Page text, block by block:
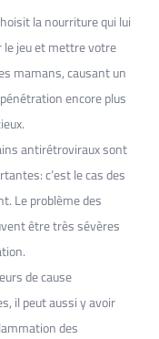
la nourriture qui lui
jeu et mettre votre
mamans, causant un
encore plus
antirétroviraux sont
c’est le cas des
Le problème des
être très sévères
de cause
il peut aussi y avoir
des